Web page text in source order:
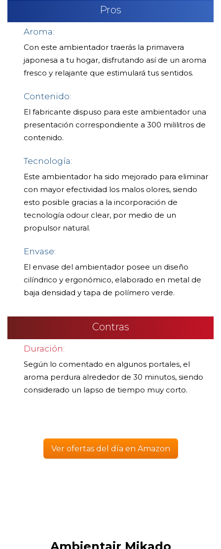
Pros
Aroma:
Con este ambientador traerás la primavera
japonesa a tu hogar, disfrutando así de un aroma
fresco y relajante que estimulará tus sentidos.
Contenido:
El fabricante dispuso para este ambientador una
presentación correspondiente a 300 mililitros de
contenido.
Tecnología:
Este ambientador ha sido mejorado para eliminar
con mayor efectividad los malos olores, siendo
esto posible gracias a la incorporación de
tecnología odour clear, por medio de un
propulsor natural.
Envase:
El envase del ambientador posee un diseño
cilíndrico y ergonómico, elaborado en metal de
baja densidad y tapa de polímero verde.
Contras
Duración:
Según lo comentado en algunos portales, el
aroma perdura alrededor de 30 minutos, siendo
considerado un lapso de tiempo muy corto.
Ver ofertas del día en Amazon